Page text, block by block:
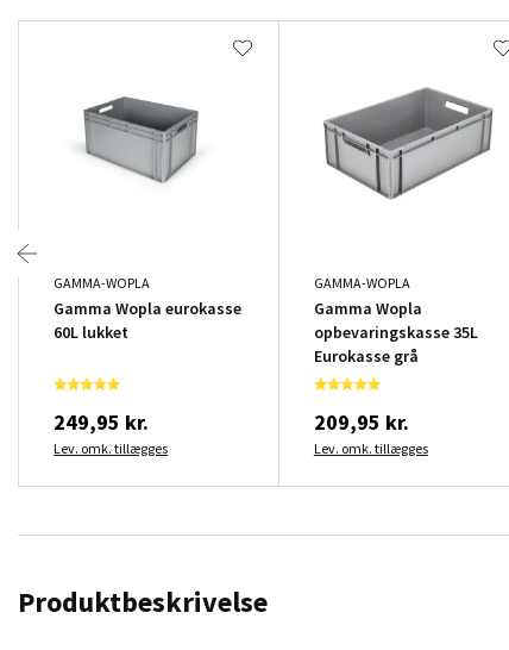
GAMMA-WOPLA
Gamma Wopla eurokasse
60L lukket
249,95 kr.
Lev. omk. tillægges
GAMMA-WOPLA
Gamma Wopla
opbevaringskasse 35L
Eurokasse grå
209,95 kr.
Lev. omk. tillægges
Produktbeskrivelse